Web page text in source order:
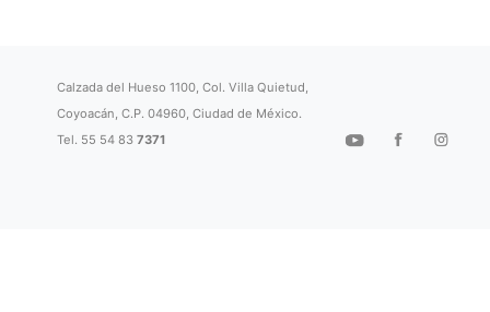
Calzada del Hueso 1100, Col. Villa Quietud,
Coyoacán, C.P. 04960, Ciudad de México.
Tel. 55 54 837371